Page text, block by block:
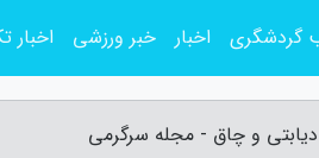
دیابتی و چاق - مجله سرگرمی
گردشگری اخبار خبر ورزشی اخبار